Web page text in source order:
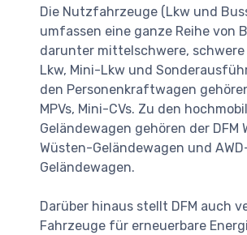
Die Nutzfahrzeuge (Lkw und
umfassen eine ganze Reihe von
darunter mittelschwere,
Lkw, Mini-Lkw und
den Personenkraftwagen
MPVs, Mini-CVs. Zu den
Geländewagen gehören der DFM
Wüsten-Geländewagen und
Geländewagen.
Darüber hinaus stellt DFM auch
Fahrzeuge für erneuerbare